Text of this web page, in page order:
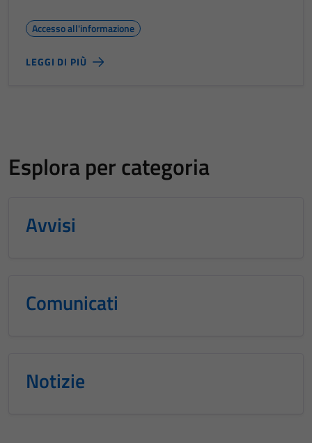
Accesso all'informazione
LEGGI DI PIÙ
Esplora per categoria
Avvisi
Comunicati
Notizie